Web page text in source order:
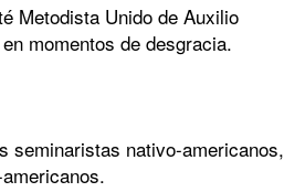
Metodista Unido de Auxilio
momentos de desgracia.
seminaristas nativo-americanos,